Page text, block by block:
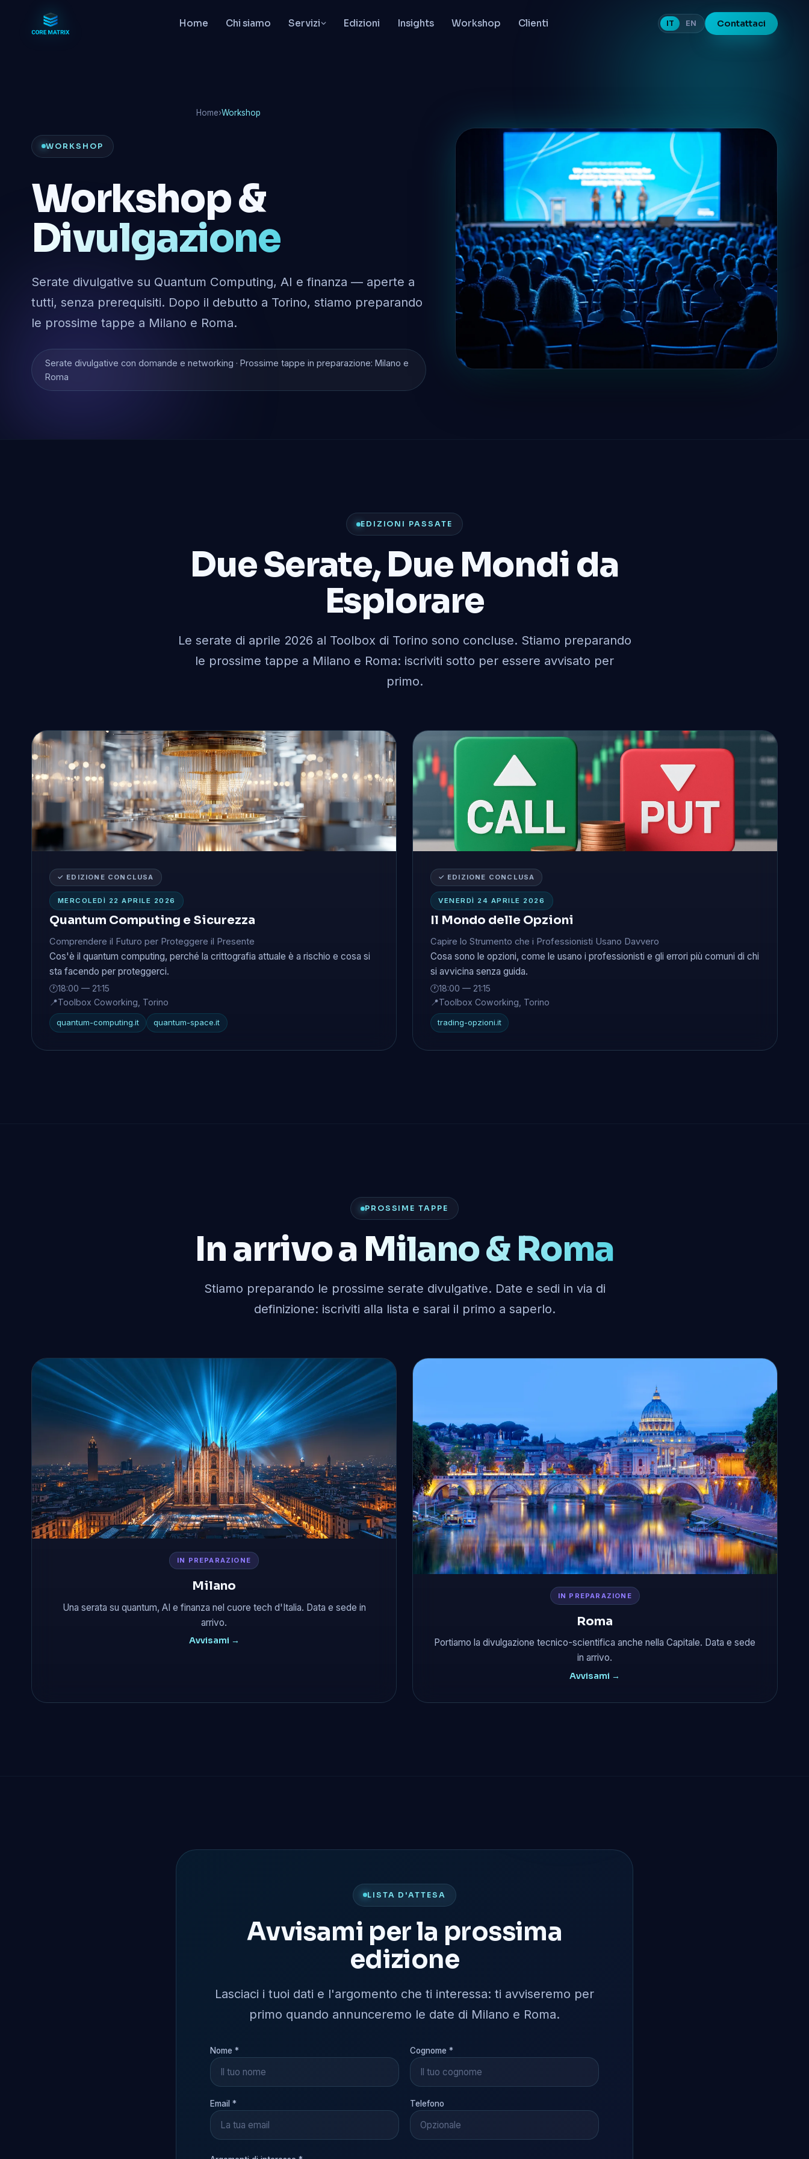
Home Chi siamo Servizi Edizioni Insights Workshop Clienti IT EN Contattaci
Home›Workshop
WORKSHOP
Workshop &
Divulgazione
Serate divulgative su Quantum Computing, AI e finanza — aperte a
tutti, senza prerequisiti. Dopo il debutto a Torino, stiamo preparando
le prossime tappe a Milano e Roma.
Serate divulgative con domande e networking · Prossime tappe in preparazione: Milano e
Roma
EDIZIONI PASSATE
Due Serate, Due Mondi da
Esplorare
Le serate di aprile 2026 al Toolbox di Torino sono concluse. Stiamo preparando
le prossime tappe a Milano e Roma: iscriviti sotto per essere avvisato per
primo.
✓ EDIZIONE CONCLUSA
MERCOLEDÌ 22 APRILE 2026
Quantum Computing e Sicurezza
Comprendere il Futuro per Proteggere il Presente
Cos'è il quantum computing, perché la crittografia attuale è a rischio e cosa si
sta facendo per proteggerci.
🕐18:00 — 21:15
📍Toolbox Coworking, Torino
quantum-computing.it quantum-space.it
✓ EDIZIONE CONCLUSA
VENERDÌ 24 APRILE 2026
Il Mondo delle Opzioni
Capire lo Strumento che i Professionisti Usano Davvero
Cosa sono le opzioni, come le usano i professionisti e gli errori più comuni di chi
si avvicina senza guida.
🕐18:00 — 21:15
📍Toolbox Coworking, Torino
trading-opzioni.it
PROSSIME TAPPE
In arrivo a Milano & Roma
Stiamo preparando le prossime serate divulgative. Date e sedi in via di
definizione: iscriviti alla lista e sarai il primo a saperlo.
IN PREPARAZIONE
Milano
Una serata su quantum, AI e finanza nel cuore tech d'Italia. Data e sede in
arrivo.
Avvisami →
IN PREPARAZIONE
Roma
Portiamo la divulgazione tecnico-scientifica anche nella Capitale. Data e sede
in arrivo.
Avvisami →
LISTA D'ATTESA
Avvisami per la prossima
edizione
Lasciaci i tuoi dati e l'argomento che ti interessa: ti avviseremo per
primo quando annunceremo le date di Milano e Roma.
Nome * Cognome *
Email * Telefono